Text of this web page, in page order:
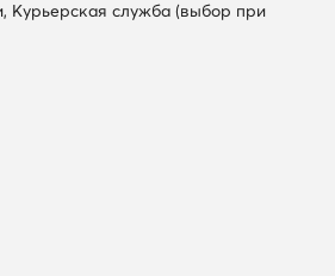
Курьерская служба (выбор при